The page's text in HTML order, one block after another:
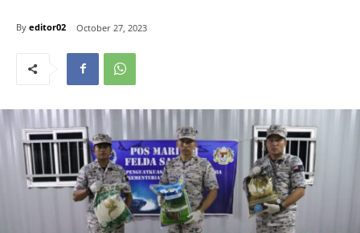
By editor02 October 27, 2023